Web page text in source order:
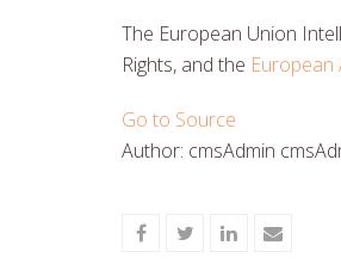
The European Union
Rights, and the European
Go to Source
Author: cmsAdmin
ShareShareShareShare